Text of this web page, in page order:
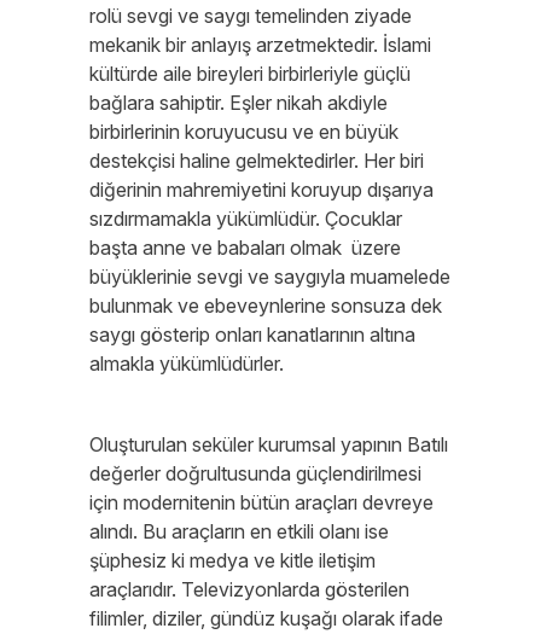
rolü sevgi ve saygı temelinden ziyade
mekanik bir anlayış arzetmektedir. İslami
kültürde aile bireyleri birbirleriyle güçlü
bağlara sahiptir. Eşler nikah akdiyle
birbirlerinin koruyucusu ve en büyük
destekçisi haline gelmektedirler. Her biri
diğerinin mahremiyetini koruyup dışarıya
sızdırmamakla yükümlüdür. Çocuklar
başta anne ve babaları olmak üzere
büyüklerinie sevgi ve saygıyla muamelede
bulunmak ve ebeveynlerine sonsuza dek
saygı gösterip onları kanatlarının altına
almakla yükümlüdürler.
Oluşturulan seküler kurumsal yapının Batılı
değerler doğrultusunda güçlendirilmesi
için modernitenin bütün araçları devreye
alındı. Bu araçların en etkili olanı ise
şüphesiz ki medya ve kitle iletişim
araçlarıdır. Televizyonlarda gösterilen
filimler, diziler, gündüz kuşağı olarak ifade